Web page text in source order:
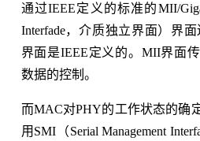
通过IEEE定义的标准的MII/
Interfade，介质独立界面）界
界面是IEEE定义的。MII界面
数据的控制。
而MAC对PHY的工作状态的确
用SMI（Serial Management